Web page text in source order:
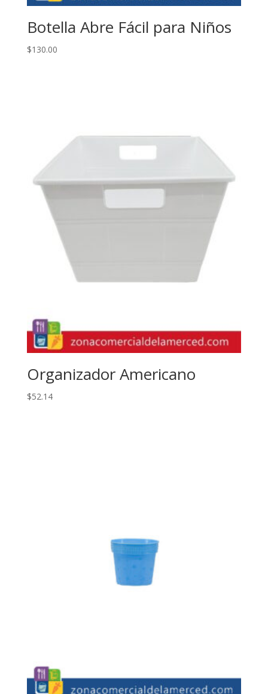
Botella Abre Fácil para Niños
$130.00
Organizador Americano
$52.14